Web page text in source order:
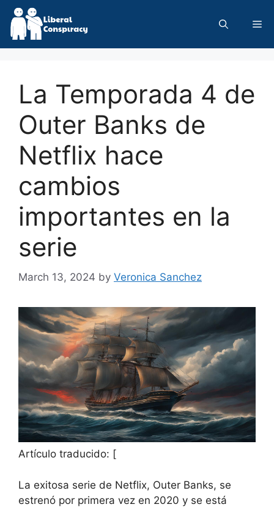
Skip
content
La Temporada 4 de
Outer Banks de
Netflix hace
cambios
importantes en la
serie
March 13, 2024 by Veronica Sanchez
Artículo traducido: [
La exitosa serie de Netflix, Outer Banks, se
estrenó por primera vez en 2020 y se está